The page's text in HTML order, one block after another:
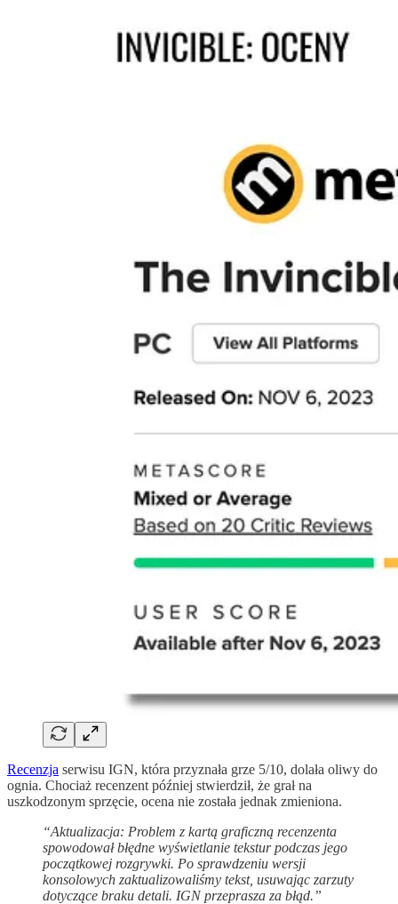
Recenzja serwisu IGN, która przyznała grze 5/10, dolała oliwy do
ognia. Chociaż recenzent później stwierdził, że grał na
uszkodzonym sprzęcie, ocena nie została jednak zmieniona.
“Aktualizacja: Problem z kartą graficzną recenzenta
spowodował błędne wyświetlanie tekstur podczas jego
początkowej rozgrywki. Po sprawdzeniu wersji
konsolowych zaktualizowaliśmy tekst, usuwając zarzuty
dotyczące braku detali. IGN przeprasza za błąd.”